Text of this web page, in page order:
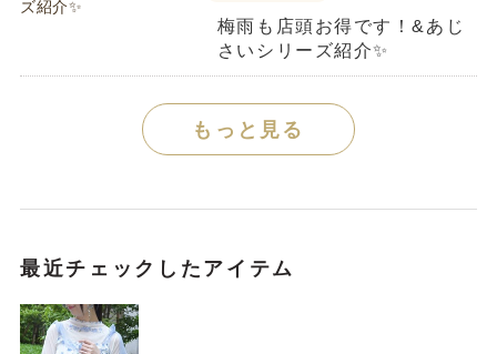
梅雨も店頭お得です！&あじ
さいシリーズ紹介✨
もっと見る
最近チェックしたアイテム